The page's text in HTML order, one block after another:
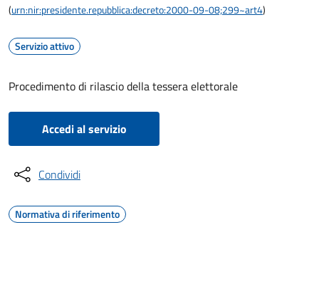
(urn:nir:presidente.repubblica:decreto:2000-09-08;299~art4)
Servizio attivo
Procedimento di rilascio della tessera elettorale
Accedi al servizio
Condividi
Normativa di riferimento